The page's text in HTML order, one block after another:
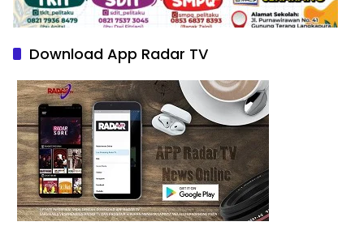
Download App Radar TV